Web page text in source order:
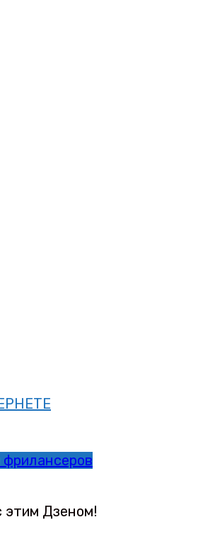
этим Дзеном!